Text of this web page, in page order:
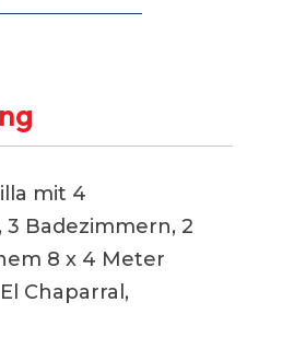
mit 4
Badezimmern, 2
8 x 4 Meter
Chaparral,